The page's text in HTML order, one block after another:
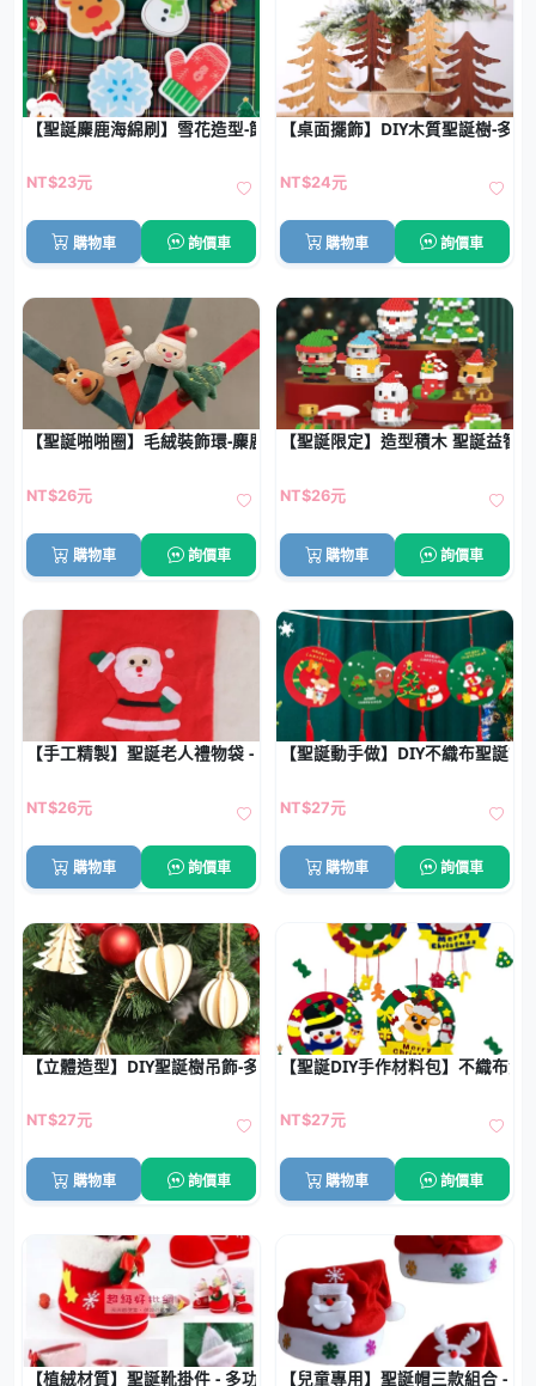
【聖誕麋鹿海綿刷】雪花造型-節慶清潔洗碗刷
NT$23元
購物車 詢價車
【桌面擺飾】DIY木質聖誕樹-多
NT$24元
購物車 詢價車
【聖誕啪啪圈】毛絨裝飾環-麋鹿聖誕樹造型
NT$26元
購物車 詢價車
【聖誕限定】造型積木 聖誕益智
NT$26元
購物車 詢價車
【手工精製】聖誕老人禮物袋 - 無紡布聖誕禮品袋
NT$26元
購物車 詢價車
【聖誕動手做】DIY不織布聖誕
NT$27元
購物車 詢價車
【立體造型】DIY聖誕樹吊飾-多款創意裝飾
NT$27元
購物車 詢價車
【聖誕DIY手作材料包】不織布
NT$27元
購物車 詢價車
【植絨材質】聖誕靴掛件 - 多功能裝飾筆筒【兒童專用】聖誕帽三款組合 -